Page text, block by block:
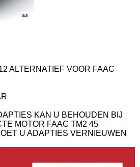
ALTERNATIEF VOOR FAAC
KAN U BEHOUDEN BIJ
MOTOR FAAC TM2 45
U ADAPTIES VERNIEUWEN